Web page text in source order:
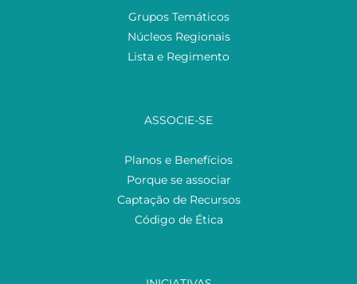
Grupos Temáticos
Núcleos Regionais
Lista e Regimento
ASSOCIE-SE
Planos e Benefícios
Porque se associar
Captação de Recursos
Código de Ética